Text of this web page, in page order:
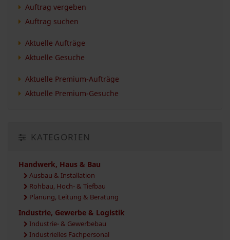
Auftrag vergeben
Auftrag suchen
Aktuelle Aufträge
Aktuelle Gesuche
Aktuelle Premium-Aufträge
Aktuelle Premium-Gesuche
KATEGORIEN
Handwerk, Haus & Bau
Ausbau & Installation
Rohbau, Hoch- & Tiefbau
Planung, Leitung & Beratung
Industrie, Gewerbe & Logistik
Industrie- & Gewerbebau
Industrielles Fachpersonal